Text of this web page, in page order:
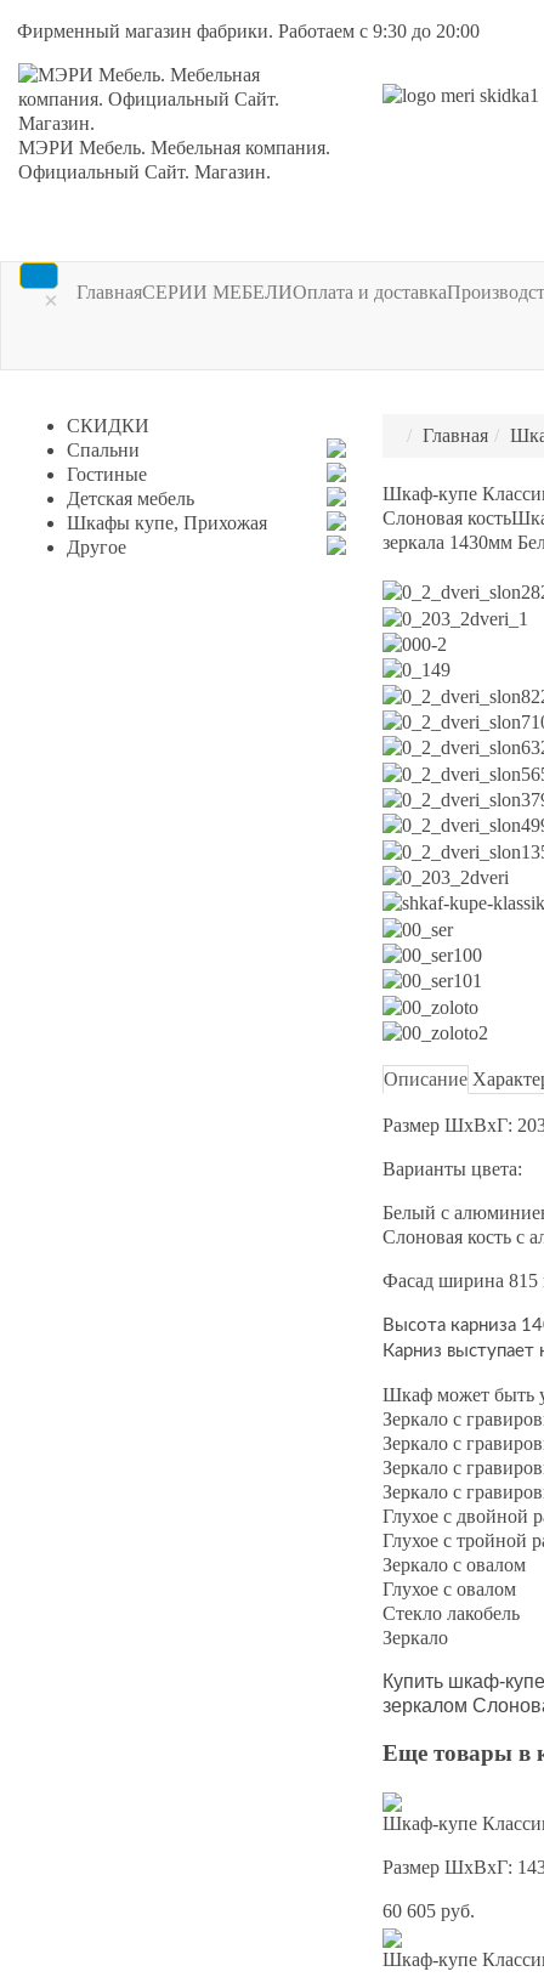
Фирменный магазин фабрики. Работаем с 9:30 до 20:00
МЭРИ Мебель. Мебельная компания.
Официальный Сайт. Магазин.
× ГлавнаяСЕРИИ МЕБЕЛИОплата и доставка
Главная
Шкаф-купе
Слоновая кость
зеркала 1430мм
Описание
Размер ШхВхГ:
Варианты цвета:
Белый с
Слоновая кость с
Фасад ширина
Высота карниза
Карниз
Шкаф может быть
Зеркало с
Зеркало с
Зеркало с
Зеркало с
Глухое с двойной
Глухое с тройной
Зеркало с овалом
Глухое с овалом
Стекло лакобель
Зеркало
Купить шкаф-
зеркалом
Еще товары в
Шкаф-купе
Размер ШхВхГ:
60 605 руб.
Шкаф-купе
СКИДКИ
Спальни
Гостиные
Детская мебель
Шкафы купе, Прихожая
Другое